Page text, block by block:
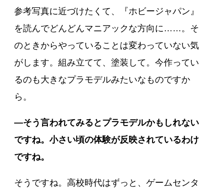
参考写真に近づけたくて、『ホビージャパン』
を読んでどんどんマニアックな方向に……。そ
のときからやっていることは変わっていない気
がします。組み立てて、塗装して。今作ってい
るのも大きなプラモデルみたいなものですか
ら。
―そう言われてみるとプラモデルかもしれない
ですね。小さい頃の体験が反映されているわけ
ですね。
そうですね。高校時代はずっと、ゲームセンタ